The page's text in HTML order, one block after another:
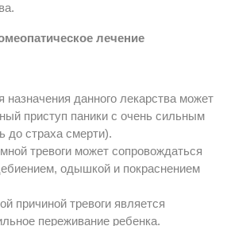
лечение
назначения данного лекарства может
приступ паники с очень сильным
до страха смерти).
тревоги может сопровождаться
одышкой и покраснением
причиной тревоги является
переживание ребенка.